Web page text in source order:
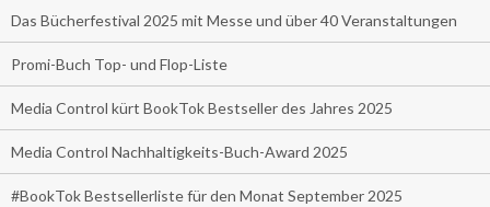
Das Bücherfestival 2025 mit Messe und über 40 Veranstaltungen
Promi-Buch Top- und Flop-Liste
Media Control kürt BookTok Bestseller des Jahres 2025
Media Control Nachhaltigkeits-Buch-Award 2025
#BookTok Bestsellerliste für den Monat September 2025